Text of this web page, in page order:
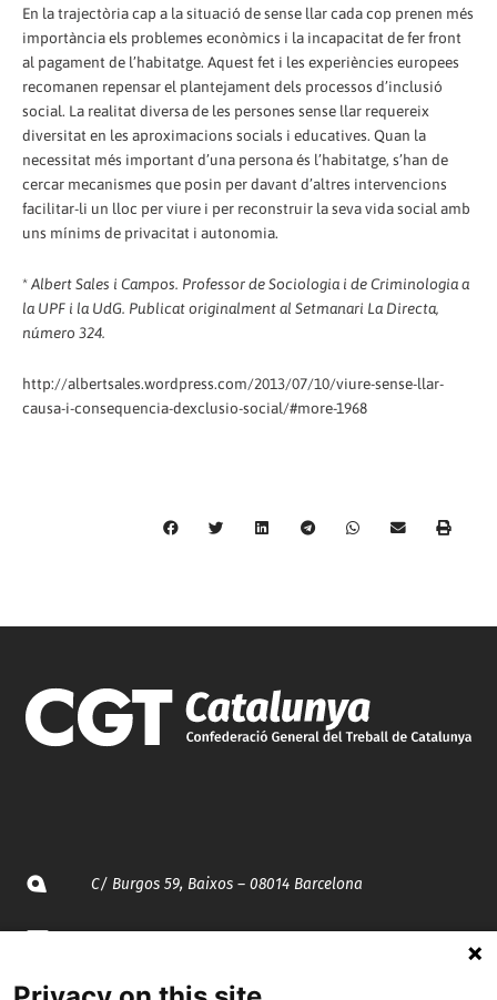
En la trajectòria cap a la situació de sense llar cada cop prenen més
importància els problemes econòmics i la incapacitat de fer front
al pagament de l’habitatge. Aquest fet i les experiències europees
recomanen repensar el plantejament dels processos d’inclusió
social. La realitat diversa de les persones sense llar requereix
diversitat en les aproximacions socials i educatives. Quan la
necessitat més important d’una persona és l’habitatge, s’han de
cercar mecanismes que posin per davant d’altres intervencions
facilitar-li un lloc per viure i per reconstruir la seva vida social amb
uns mínims de privacitat i autonomia.
*Albert Sales i Campos. Professor de Sociologia i de Criminologia a
la UPF i la UdG. Publicat originalment al Setmanari La Directa,
número 324.
http://albertsales.wordpress.com/2013/07/10/viure-sense-llar-
causa-i-consequencia-dexclusio-social/#more-1968
C/ Burgos 59, Baixos – 08014 Barcelona
935 120 481